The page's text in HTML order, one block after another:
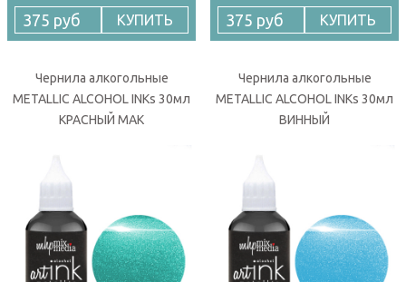
375 руб КУПИТЬ
Чернила алкогольные
METALLIC ALCOHOL INKs 30мл
КРАСНЫЙ МАК
375 руб КУПИТЬ
Чернила алкогольные
METALLIC ALCOHOL INKs 30мл
ВИННЫЙ